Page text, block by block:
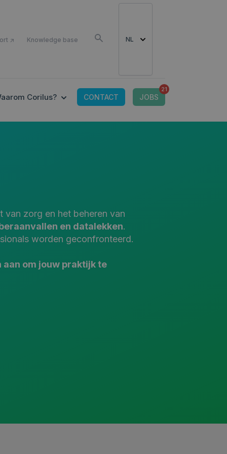
↗ Knowledge base NL
TOOLS
SUBMENU FOR IT-OMGEVING
Corilus? SHOW SUBMENU FOR WAAROM CORILUS?
CONTACT JOBS
21
zorg en het beheren van
en datalekken.
worden geconfronteerd.
om jouw praktijk te